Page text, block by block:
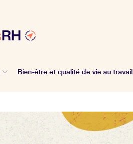
Bien-être et qualité de vie au travail